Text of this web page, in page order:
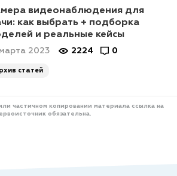
видеонаблюдения для
как выбрать + подборка
и реальные кейсы
2023 2224 0
статей
частичном копировании материала ссылка на
обязательна.